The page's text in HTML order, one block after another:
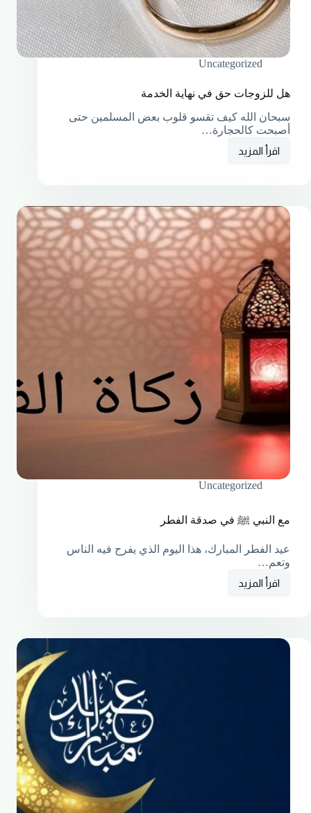
Uncategorized
هل للزوجات حق في نهاية الخدمة
سبحان الله كيف تقسو قلوب بعض المسلمين حتى
أصبحت كالحجارة…
اقرأ المزيد
Uncategorized
مع النبي ﷺ في صدقة الفطر
عيد الفطر المبارك، هذا اليوم الذي يفرح فيه الناس
وتعم…
اقرأ المزيد